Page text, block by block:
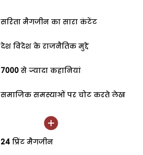
सरिता मैगजीन का सारा कंटेंट
देश विदेश के राजनैतिक मुद्दे
7000 से ज्यादा कहानियां
समाजिक समस्याओं पर चोट करते लेख
24 प्रिंट मैगजीन